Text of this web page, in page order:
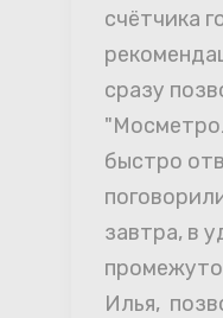
счётчика
сразу
быстро
завтра, в
Илья,